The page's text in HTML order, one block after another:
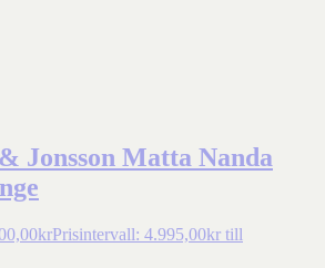
Jonsson Matta Nanda
krPrisintervall: 4.995,00kr till